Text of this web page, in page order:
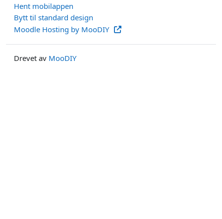
Hent mobilappen
Bytt til standard design
Moodle Hosting by MooDIY
Drevet av MooDIY